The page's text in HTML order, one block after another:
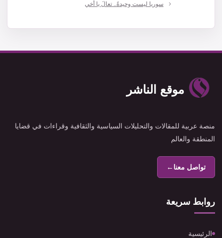
سوريا ليست وحيدةً.. تعالَ يا أخي
موقع الناشر
منصة عربية للمقالات والتحليلات السياسية والثقافية وقراءات في قضايا
المنطقة والعالم
تواصل معنا←
روابط سريعة
الرئيسية